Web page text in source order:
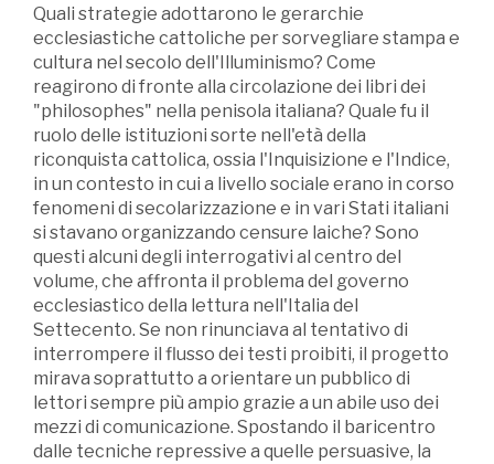
Quali strategie adottarono le gerarchie
ecclesiastiche cattoliche per sorvegliare stampa e
cultura nel secolo dell'Illuminismo? Come
reagirono di fronte alla circolazione dei libri dei
"philosophes" nella penisola italiana? Quale fu il
ruolo delle istituzioni sorte nell'età della
riconquista cattolica, ossia l'Inquisizione e l'Indice,
in un contesto in cui a livello sociale erano in corso
fenomeni di secolarizzazione e in vari Stati italiani
si stavano organizzando censure laiche? Sono
questi alcuni degli interrogativi al centro del
volume, che affronta il problema del governo
ecclesiastico della lettura nell'Italia del
Settecento. Se non rinunciava al tentativo di
interrompere il flusso dei testi proibiti, il progetto
mirava soprattutto a orientare un pubblico di
lettori sempre più ampio grazie a un abile uso dei
mezzi di comunicazione. Spostando il baricentro
dalle tecniche repressive a quelle persuasive, la